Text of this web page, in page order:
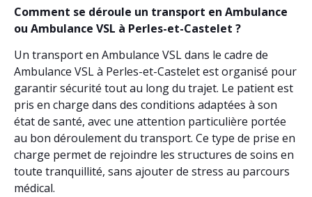
Comment se déroule un transport en Ambulance
ou Ambulance VSL à Perles-et-Castelet ?
Un transport en Ambulance VSL dans le cadre de
Ambulance VSL à Perles-et-Castelet est organisé pour
garantir sécurité tout au long du trajet. Le patient est
pris en charge dans des conditions adaptées à son
état de santé, avec une attention particulière portée
au bon déroulement du transport. Ce type de prise en
charge permet de rejoindre les structures de soins en
toute tranquillité, sans ajouter de stress au parcours
médical.